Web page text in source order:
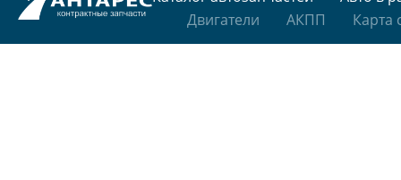
Двигатели
АКПП Карта